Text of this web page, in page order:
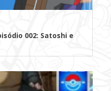
002: Satoshi e